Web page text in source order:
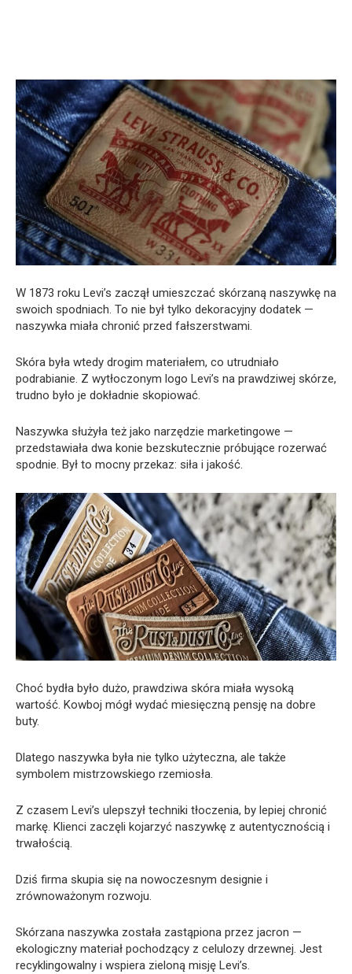
W 1873 roku Levi’s zaczął umieszczać skórzaną naszywkę na
swoich spodniach. To nie był tylko dekoracyjny dodatek —
naszywka miała chronić przed fałszerstwami.
Skóra była wtedy drogim materiałem, co utrudniało
podrabianie. Z wytłoczonym logo Levi’s na prawdziwej skórze,
trudno było je dokładnie skopiować.
Naszywka służyła też jako narzędzie marketingowe —
przedstawiała dwa konie bezskutecznie próbujące rozerwać
spodnie. Był to mocny przekaz: siła i jakość.
Choć bydła było dużo, prawdziwa skóra miała wysoką
wartość. Kowboj mógł wydać miesięczną pensję na dobre
buty.
Dlatego naszywka była nie tylko użyteczna, ale także
symbolem mistrzowskiego rzemiosła.
Z czasem Levi’s ulepszył techniki tłoczenia, by lepiej chronić
markę. Klienci zaczęli kojarzyć naszywkę z autentycznością i
trwałością.
Dziś firma skupia się na nowoczesnym designie i
zrównoważonym rozwoju.
Skórzana naszywka została zastąpiona przez jacron —
ekologiczny materiał pochodzący z celulozy drzewnej. Jest
recyklingowalny i wspiera zieloną misję Levi’s.